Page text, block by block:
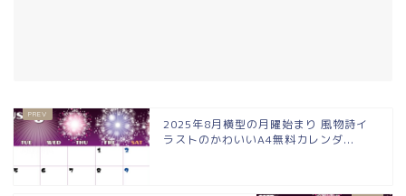
2025年8月横型の月曜始まり 風物詩イ
ラストのかわいいA4無料カレンダ...